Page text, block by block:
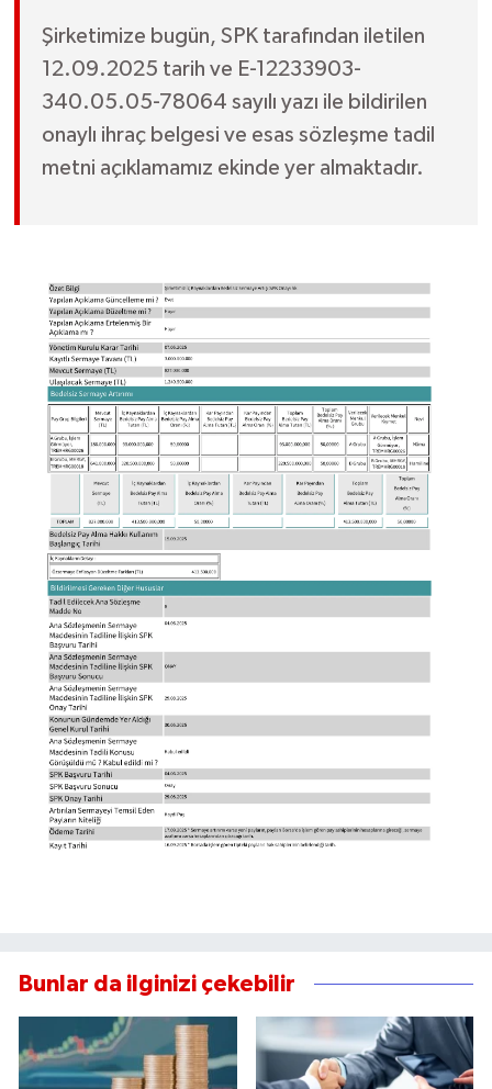
Şirketimize bugün, SPK tarafından iletilen
12.09.2025 tarih ve E-12233903-
340.05.05-78064 sayılı yazı ile bildirilen
onaylı ihraç belgesi ve esas sözleşme tadil
metni açıklamamız ekinde yer almaktadır.
Bunlar da ilginizi çekebilir